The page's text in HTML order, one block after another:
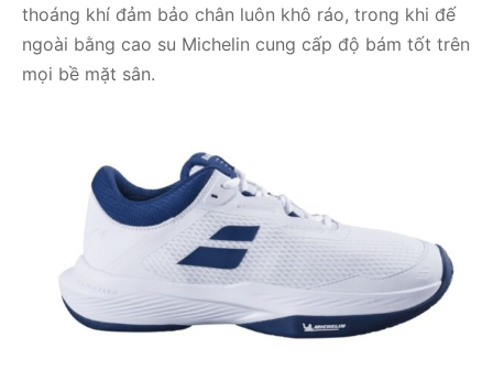
thoáng khí đảm bảo chân luôn khô ráo, trong khi đế
ngoài bằng cao su Michelin cung cấp độ bám tốt trên
mọi bề mặt sân.